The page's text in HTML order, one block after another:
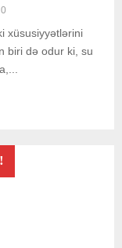
0
xüsusiyyətlərini
biri də odur ki, su